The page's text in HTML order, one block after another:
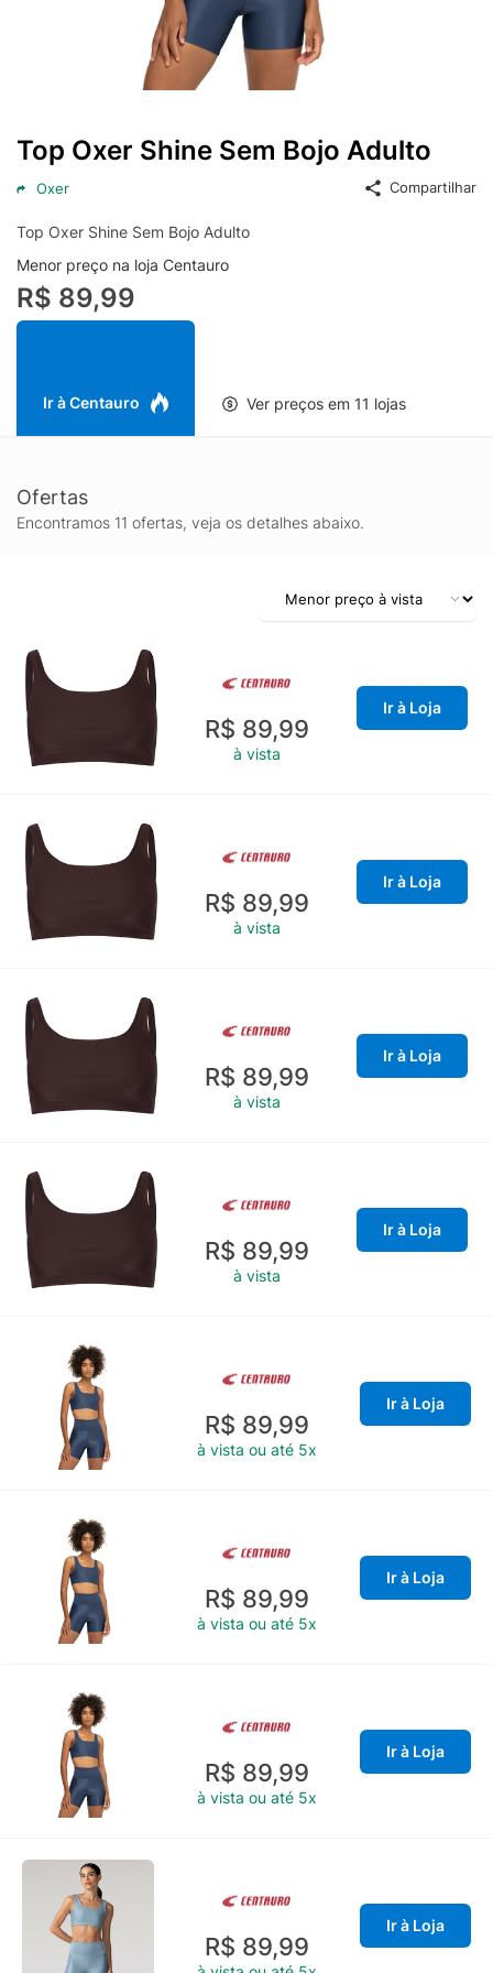
Top Oxer Shine Sem Bojo Adulto
Oxer Compartilhar
Top Oxer Shine Sem Bojo Adulto
Menor preço na loja Centauro
R$ 89,99
Ir à Centauro Ver preços em 11 lojas
Ofertas
Encontramos 11 ofertas, veja os detalhes abaixo.
R$ 89,99
à vista
Ir à Loja
R$ 89,99
à vista
Ir à Loja
R$ 89,99
à vista
Ir à Loja
R$ 89,99
à vista
Ir à Loja
R$ 89,99
à vista ou até 5x
Ir à Loja
R$ 89,99
à vista ou até 5x
Ir à Loja
R$ 89,99
à vista ou até 5x
Ir à Loja
R$ 89,99
Ir à Loja